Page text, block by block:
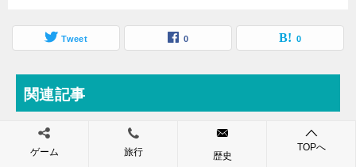
Tweet 0 0
関連記事
ゲーム 旅行 歴史
TOPへ